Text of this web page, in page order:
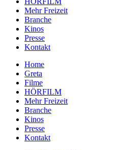
Mehr Freizeit
Branche
Kinos
Presse
Kontakt
Home
Greta
Filme
HÖRFILM
Mehr Freizeit
Branche
Kinos
Presse
Kontakt